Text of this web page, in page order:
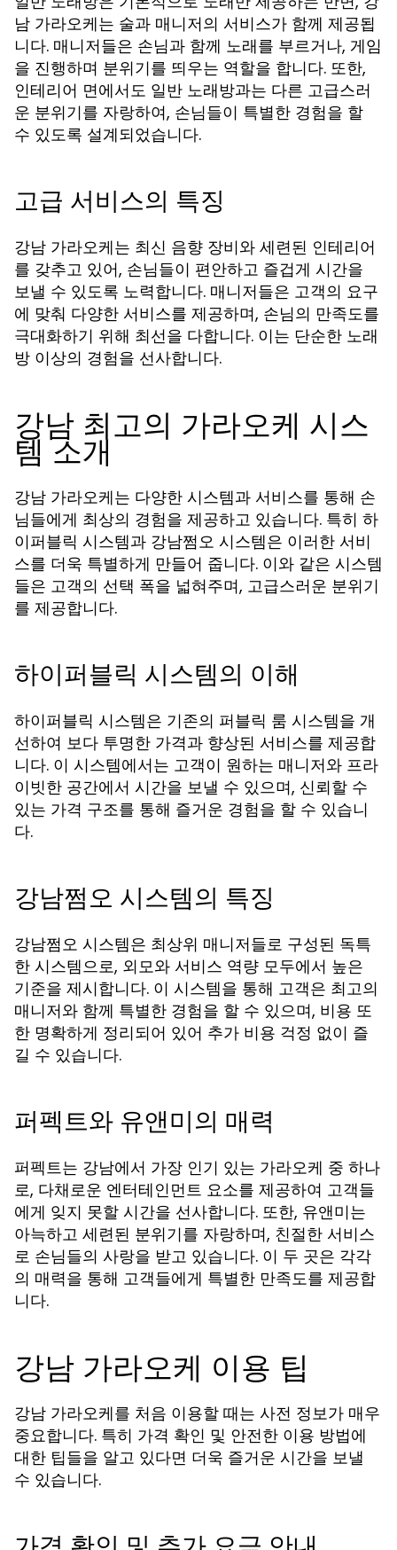
남 가라오케는 술과 매니저의 서비스가 함께 제공됩
니다. 매니저들은 손님과 함께 노래를 부르거나, 게임
을 진행하며 분위기를 띄우는 역할을 합니다. 또한,
인테리어 면에서도 일반 노래방과는 다른 고급스러
운 분위기를 자랑하여, 손님들이 특별한 경험을 할
수 있도록 설계되었습니다.
고급 서비스의 특징
강남 가라오케는 최신 음향 장비와 세련된 인테리어
를 갖추고 있어, 손님들이 편안하고 즐겁게 시간을
보낼 수 있도록 노력합니다. 매니저들은 고객의 요구
에 맞춰 다양한 서비스를 제공하며, 손님의 만족도를
극대화하기 위해 최선을 다합니다. 이는 단순한 노래
방 이상의 경험을 선사합니다.
강남 최고의 가라오케 시스
템 소개
강남 가라오케는 다양한 시스템과 서비스를 통해 손
님들에게 최상의 경험을 제공하고 있습니다. 특히 하
이퍼블릭 시스템과 강남쩜오 시스템은 이러한 서비
스를 더욱 특별하게 만들어 줍니다. 이와 같은 시스템
들은 고객의 선택 폭을 넓혀주며, 고급스러운 분위기
를 제공합니다.
하이퍼블릭 시스템의 이해
하이퍼블릭 시스템은 기존의 퍼블릭 룸 시스템을 개
선하여 보다 투명한 가격과 향상된 서비스를 제공합
니다. 이 시스템에서는 고객이 원하는 매니저와 프라
이빗한 공간에서 시간을 보낼 수 있으며, 신뢰할 수
있는 가격 구조를 통해 즐거운 경험을 할 수 있습니
다.
강남쩜오 시스템의 특징
강남쩜오 시스템은 최상위 매니저들로 구성된 독특
한 시스템으로, 외모와 서비스 역량 모두에서 높은
기준을 제시합니다. 이 시스템을 통해 고객은 최고의
매니저와 함께 특별한 경험을 할 수 있으며, 비용 또
한 명확하게 정리되어 있어 추가 비용 걱정 없이 즐
길 수 있습니다.
퍼펙트와 유앤미의 매력
퍼펙트는 강남에서 가장 인기 있는 가라오케 중 하나
로, 다채로운 엔터테인먼트 요소를 제공하여 고객들
에게 잊지 못할 시간을 선사합니다. 또한, 유앤미는
아늑하고 세련된 분위기를 자랑하며, 친절한 서비스
로 손님들의 사랑을 받고 있습니다. 이 두 곳은 각각
의 매력을 통해 고객들에게 특별한 만족도를 제공합
니다.
강남 가라오케 이용 팁
강남 가라오케를 처음 이용할 때는 사전 정보가 매우
중요합니다. 특히 가격 확인 및 안전한 이용 방법에
대한 팁들을 알고 있다면 더욱 즐거운 시간을 보낼
수 있습니다.